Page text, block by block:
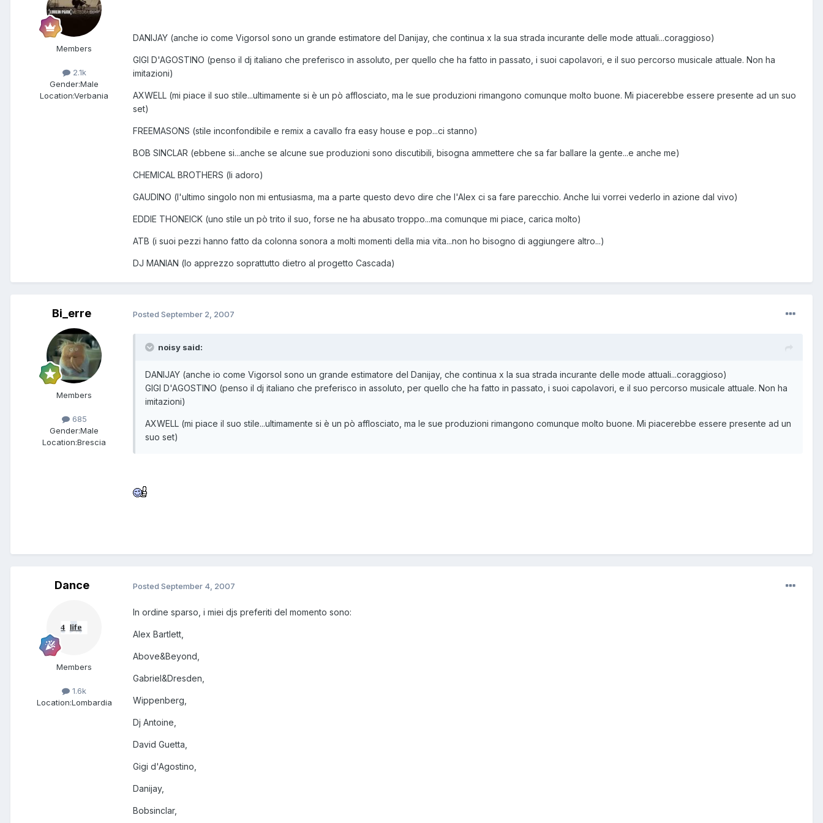
Members
2.1k
Gender:Male
Location:Verbania
DANIJAY (anche io come Vigorsol sono un grande estimatore del Danijay, che continua x la sua strada incurante delle mode attuali...coraggioso)
GIGI D'AGOSTINO (penso il dj italiano che preferisco in assoluto, per quello che ha fatto in passato, i suoi capolavori, e il suo percorso musicale attuale. Non ha
imitazioni)
AXWELL (mi piace il suo stile...ultimamente si è un pò afflosciato, ma le sue produzioni rimangono comunque molto buone. Mi piacerebbe essere presente ad un suo
set)
FREEMASONS (stile inconfondibile e remix a cavallo fra easy house e pop...ci stanno)
BOB SINCLAR (ebbene si...anche se alcune sue produzioni sono discutibili, bisogna ammettere che sa far ballare la gente...e anche me)
CHEMICAL BROTHERS (li adoro)
GAUDINO (l'ultimo singolo non mi entusiasma, ma a parte questo devo dire che l'Alex ci sa fare parecchio. Anche lui vorrei vederlo in azione dal vivo)
EDDIE THONEICK (uno stile un pò trito il suo, forse ne ha abusato troppo...ma comunque mi piace, carica molto)
ATB (i suoi pezzi hanno fatto da colonna sonora a molti momenti della mia vita...non ho bisogno di aggiungere altro...)
DJ MANIAN (lo apprezzo soprattutto dietro al progetto Cascada)
Bi_erre
Members
685
Gender:Male
Location:Brescia
Posted September 2, 2007
noisy said:
DANIJAY (anche io come Vigorsol sono un grande estimatore del Danijay, che continua x la sua strada incurante delle mode attuali...coraggioso)
GIGI D'AGOSTINO (penso il dj italiano che preferisco in assoluto, per quello che ha fatto in passato, i suoi capolavori, e il suo percorso musicale attuale. Non ha
imitazioni)
AXWELL (mi piace il suo stile...ultimamente si è un pò afflosciato, ma le sue produzioni rimangono comunque molto buone. Mi piacerebbe essere presente ad un
suo set)
Dance
Members
1.6k
Location:Lombardia
Posted September 4, 2007
In ordine sparso, i miei djs preferiti del momento sono:
Alex Bartlett,
Above&Beyond,
Gabriel&Dresden,
Wippenberg,
Dj Antoine,
David Guetta,
Gigi d'Agostino,
Danijay,
Bobsinclar,